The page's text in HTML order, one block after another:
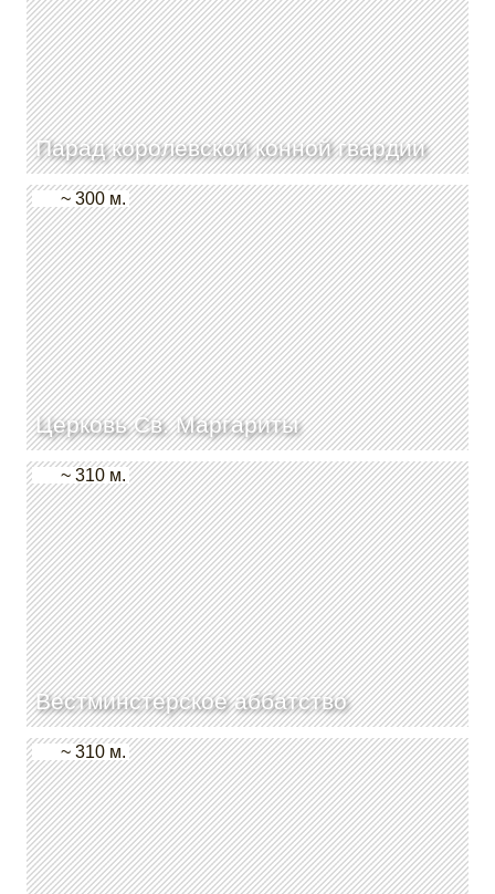
Парад королевской конной гвардии
Церковь Св. Маргариты
~ 300 м.
Вестминстерское аббатство
~ 310 м.
~ 310 м.